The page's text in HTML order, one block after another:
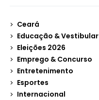
Ceará
Educação & Vestibular
Eleições 2026
Emprego & Concurso
Entretenimento
Esportes
Internacional